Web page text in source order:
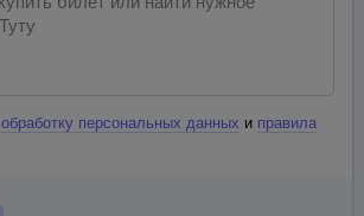
обработку персональных данных и правила